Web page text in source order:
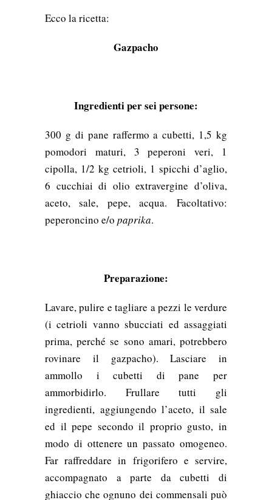
Ecco la ricetta:
Gazpacho
Ingredienti per sei persone:
300 g di pane raffermo a cubetti, 1,5 kg
pomodori maturi, 3 peperoni veri, 1
cipolla, 1/2 kg cetrioli, 1 spicchi d’aglio,
6 cucchiai di olio extravergine d’oliva,
aceto, sale, pepe, acqua. Facoltativo:
peperoncino e/o paprika.
Preparazione:
Lavare, pulire e tagliare a pezzi le verdure
(i cetrioli vanno sbucciati ed assaggiati
prima, perché se sono amari, potrebbero
rovinare il gazpacho). Lasciare in
ammollo i cubetti di pane per
ammorbidirlo. Frullare tutti gli
ingredienti, aggiungendo l’aceto, il sale
ed il pepe secondo il proprio gusto, in
modo di ottenere un passato omogeneo.
Far raffreddare in frigorifero e servire,
accompagnato a parte da cubetti di
ghiaccio che ognuno dei commensali può